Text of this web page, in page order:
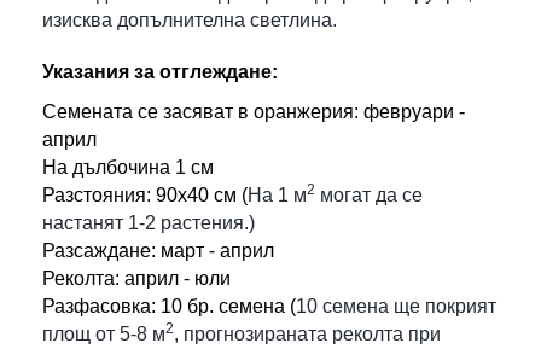
изисква допълнителна светлина.
Указания за отглеждане:
Семената се засяват в оранжерия: февруари -
април
На дълбочина 1 см
Разстояния: 90х40 см (На 1 м2 могат да се
настанят 1-2 растения.)
Разсаждане: март - април
Реколта: април - юли
Разфасовка: 10 бр. семена (10 семена ще покрият
площ от 5-8 м2, прогнозираната реколта при